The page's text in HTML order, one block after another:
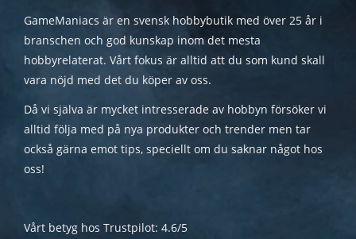
GameManiacs är en svensk hobbybutik med över 25 år i
branschen och god kunskap inom det mesta
hobbyrelaterat. Vårt fokus är alltid att du som kund skall
vara nöjd med det du köper av oss.
Då vi själva är mycket intresserade av hobbyn försöker vi
alltid följa med på nya produkter och trender men tar
också gärna emot tips, speciellt om du saknar något hos
oss!
Vårt betyg hos Trustpilot: 4.6/5